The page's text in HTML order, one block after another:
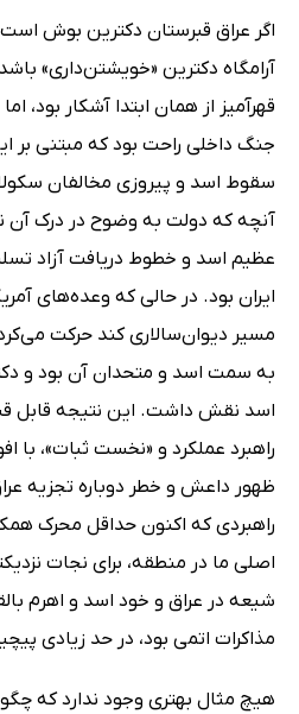
اگر عراق قبرستان دکترین بوش
آرامگاه دکترین «خویشتن‌داری»
قهرآمیز از همان ابتدا آشکار بود،
جنگ داخلی راحت بود که مبتنی بر
سقوط اسد و پیروزی مخالفان
آنچه که دولت به وضوح در درک آن
عظیم اسد و خطوط دریافت آزاد
ایران بود. در حالی که وعده‌های
مسیر دیوان‌سالاری کند حرکت
به سمت اسد و متحدان آن بود و
اسد نقش داشت. این نتیجه قابل
راهبرد عملکرد و «نخست ثبات»، با
ظهور داعش و خطر دوباره تجزیه
راهبردی که اکنون حداقل محرک
اصلی ما در منطقه، برای نجات
شیعه در عراق و خود اسد و اهرم
مذاکرات اتمی بود، در حد زیادی
هیچ مثال بهتری وجود ندارد که